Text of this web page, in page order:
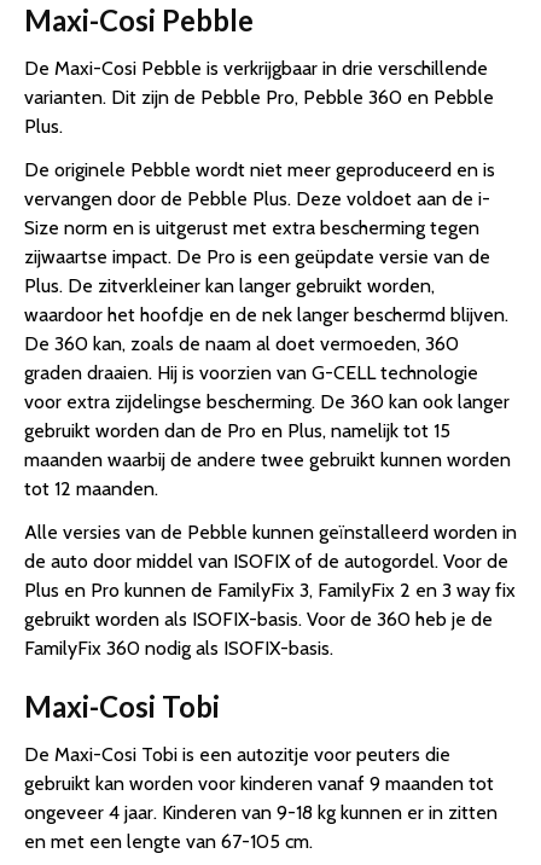
Maxi-Cosi Pebble
De Maxi-Cosi Pebble is verkrijgbaar in drie verschillende
varianten. Dit zijn de Pebble Pro, Pebble 360 en Pebble
Plus.
De originele Pebble wordt niet meer geproduceerd en is
vervangen door de Pebble Plus. Deze voldoet aan de i-
Size norm en is uitgerust met extra bescherming tegen
zijwaartse impact. De Pro is een geüpdate versie van de
Plus. De zitverkleiner kan langer gebruikt worden,
waardoor het hoofdje en de nek langer beschermd blijven.
De 360 kan, zoals de naam al doet vermoeden, 360
graden draaien. Hij is voorzien van G-CELL technologie
voor extra zijdelingse bescherming. De 360 kan ook langer
gebruikt worden dan de Pro en Plus, namelijk tot 15
maanden waarbij de andere twee gebruikt kunnen worden
tot 12 maanden.
Alle versies van de Pebble kunnen geïnstalleerd worden in
de auto door middel van ISOFIX of de autogordel. Voor de
Plus en Pro kunnen de FamilyFix 3, FamilyFix 2 en 3 way fix
gebruikt worden als ISOFIX-basis. Voor de 360 heb je de
FamilyFix 360 nodig als ISOFIX-basis.
Maxi-Cosi Tobi
De Maxi-Cosi Tobi is een autozitje voor peuters die
gebruikt kan worden voor kinderen vanaf 9 maanden tot
ongeveer 4 jaar. Kinderen van 9-18 kg kunnen er in zitten
en met een lengte van 67-105 cm.